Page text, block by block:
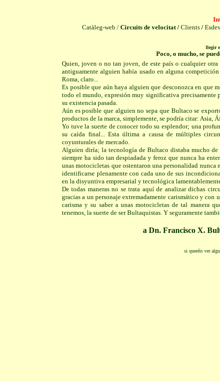
Catàleg-web / Circuits de velocitat/ Clients /
llegir
Poco, o mucho, se
Quien, joven o no tan joven, de este país o cualquier
antiguamente alguien había usado en alguna
Roma, claro...
Es posible que aún haya alguien que desconozca en que
todo el mundo, expresión muy significativa precisamente
su existencia pasada.
Aún es posible que alguien no sepa que Bultaco se
productos de la marca, simplemente, se podría citar: Asia,
Yo tuve la suerte de conocer todo su esplendor; una
su caída final... Esta última a causa de múltiples
coyunturales de mercado.
Alguien diría; la tecnología de Bultaco distaba mucho
siempre ha sido tan despiadada y feroz que nunca ha
unas motocicletas que ostentaron una personalidad
identificarse plenamente con cada uno de sus
en la disyuntiva empresarial y tecnológica
De todas maneras no se trata aquí de analizar dichas
gracias a un personaje extremadamente carismático y
carisma y su saber a unas motocicletas de tal manera
tenemos, la suerte de ser Bultaquistas. Y seguramente
a Dn. Francisco X.
si queréis ver